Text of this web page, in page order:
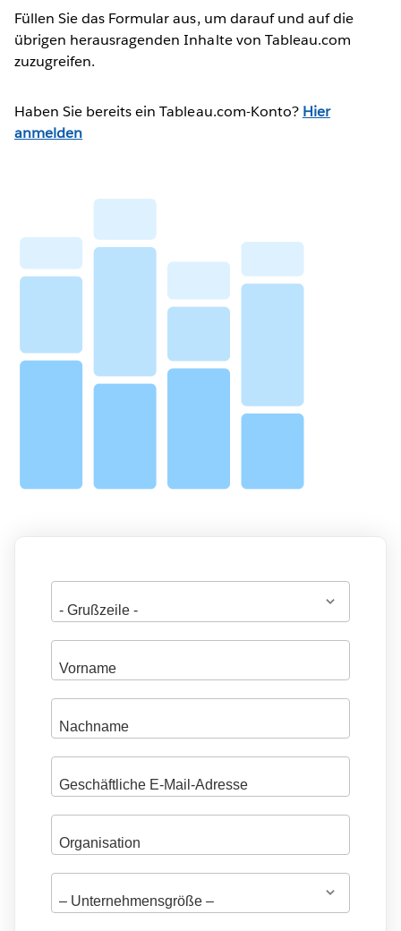
Füllen Sie das Formular aus, um darauf und auf die
übrigen herausragenden Inhalte von Tableau.com
zuzugreifen.
Haben Sie bereits ein Tableau.com-Konto? Hier
anmelden